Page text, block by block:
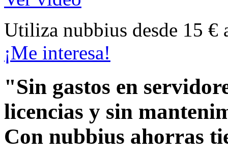
Utiliza nubbius desde 15 €
¡Me interesa!
"Sin gastos en
licencias y sin
Con nubbius ahorras